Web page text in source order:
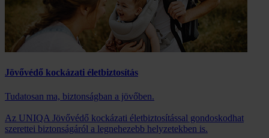
Jövővédő kockázati életbiztosítás
Tudatosan ma, biztonságban a jövőben.
Az UNIQA Jövővédő kockázati életbiztosítással gondoskodhat
szerettei biztonságáról a legnehezebb helyzetekben is.